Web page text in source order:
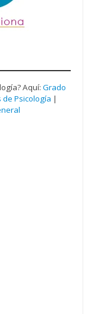
Aquí: Grado
Psicología |